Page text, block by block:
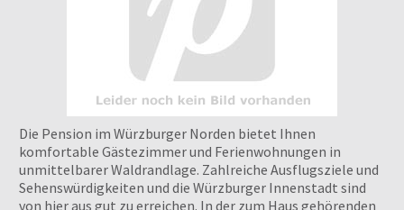
Die Pension im Würzburger Norden bietet Ihnen
komfortable Gästezimmer und Ferienwohnungen in
unmittelbarer Waldrandlage. Zahlreiche Ausflugsziele und
Sehenswürdigkeiten und die Würzburger Innenstadt sind
von hier aus gut zu erreichen. In der zum Haus gehörenden